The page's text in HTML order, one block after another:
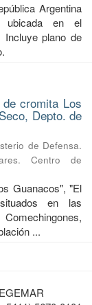
Argentina
ubicada en el
Incluye plano de
cromita Los
Depto. de
de Defensa.
Centro de
Guanacos", "El
en las
...